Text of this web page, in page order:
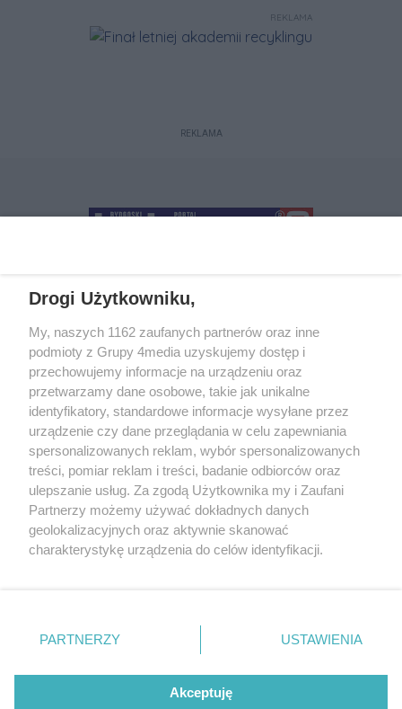
REKLAMA
REKLAMA
+48 52 5812666
O nas Reklama Regulamin
Kontakt
Wydarzenia
Ogłoszenia Katalog firm
Zapisz się do newslettera
Dołącz do grona ludzi najlepiej poinformowanych!
Zapisz się »
Drogi Użytkowniku,
My, naszych 1162 zaufanych partnerów oraz inne
podmioty z Grupy 4media uzyskujemy dostęp i
przechowujemy informacje na urządzeniu oraz
przetwarzamy dane osobowe, takie jak unikalne
identyfikatory, standardowe informacje wysyłane przez
urządzenie czy dane przeglądania w celu zapewniania
spersonalizowanych reklam, wybór spersonalizowanych
treści, pomiar reklam i treści, badanie odbiorców oraz
ulepszanie usług. Za zgodą Użytkownika my i Zaufani
Partnerzy możemy używać dokładnych danych
geolokalizacyjnych oraz aktywnie skanować
charakterystykę urządzenia do celów identyfikacji.
zmienić/wycofać klikając przycisk ustawień prywatności
znajdujący się w lewym dolnym rogu strony
. Niektóre
użytkownika, ale masz prawo sprzeciwić się takiemu
PARTNERZY USTAWIENIA
Akceptuję